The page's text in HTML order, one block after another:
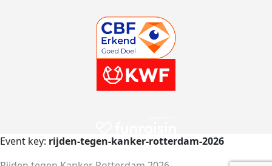
Event key: rijden-tegen-kanker-rotterdam-2026